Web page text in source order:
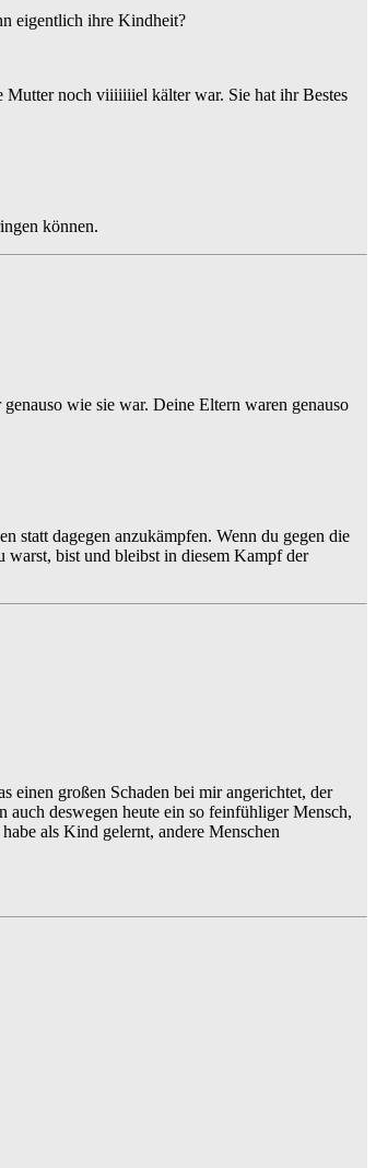
eigentlich ihre Kindheit?
Mutter noch viiiiiiiel kälter war. Sie hat ihr Bestes
können.
wie sie war. Deine Eltern waren genauso
statt dagegen anzukämpfen. Wenn du gegen die
bist und bleibst in diesem Kampf der
einen großen Schaden bei mir angerichtet, der
deswegen heute ein so feinfühliger Mensch,
als Kind gelernt, andere Menschen